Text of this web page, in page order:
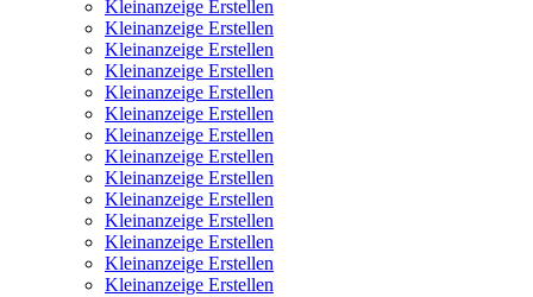
Kleinanzeige Erstellen
Kleinanzeige Erstellen
Kleinanzeige Erstellen
Kleinanzeige Erstellen
Kleinanzeige Erstellen
Kleinanzeige Erstellen
Kleinanzeige Erstellen
Kleinanzeige Erstellen
Kleinanzeige Erstellen
Kleinanzeige Erstellen
Kleinanzeige Erstellen
Kleinanzeige Erstellen
Kleinanzeige Erstellen
Kleinanzeige Erstellen